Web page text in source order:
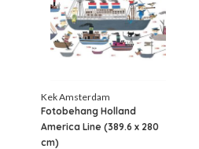
Kek Amsterdam
Fotobehang Holland
America Line (389.6 x 280
cm)